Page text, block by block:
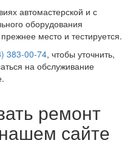
автомастерской и с
оборудования
место и тестируется.
383-00-74, чтобы уточнить,
на обслуживание
ремонт
сайте